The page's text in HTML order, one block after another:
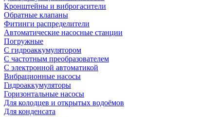
Кронштейны и виброгасители
Обратные клапаны
Фитинги распределители
Автоматические насосные станции
Погружные
С гидроаккумулятором
С частотным преобразователем
С электронной автоматикой
Вибрационные насосы
Гидроаккумуляторы
Горизонтальные насосы
Для колодцев и открытых водоёмов
Для конденсата